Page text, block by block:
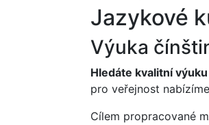
Jazykové
Výuka
Hledáte kvalitní
pro veřejnost
Cílem propracované